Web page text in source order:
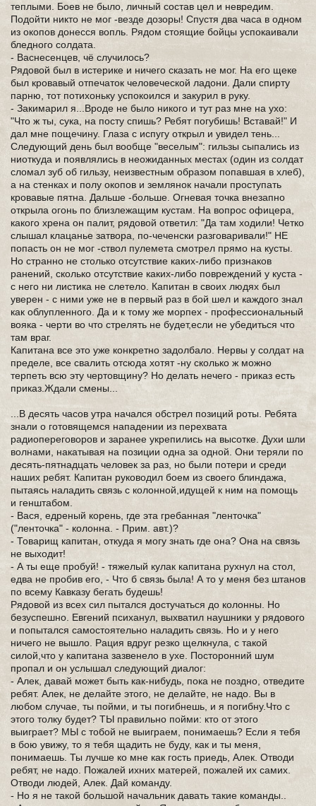
теплыми. Боев не было, личный состав цел и невредим.
Подойти никто не мог -везде дозоры! Спустя два часа в одном
из окопов донесся вопль. Рядом стоящие бойцы успокаивали
бледного солдата.
- Васнесенцев, чё случилось?
Рядовой был в истерике и ничего сказать не мог. На его щеке
был кровавый отпечаток человеческой ладони. Дали спирту
парню, тот потихоньку успокоился и закурил в руку.
- Закимарил я...Вроде не было никого и тут раз мне на ухо:
"Что ж ты, сука, на посту спишь? Ребят погубишь! Вставай!" И
дал мне пощечину. Глаза с испугу открыл и увидел тень...
Следующий день был вообще "веселым": гильзы сыпались из
ниоткуда и появлялись в неожиданных местах (один из солдат
сломал зуб об гильзу, неизвестным образом попавшая в хлеб),
а на стенках и полу окопов и землянок начали проступать
кровавые пятна. Дальше -больше. Огневая точка внезапно
открыла огонь по близлежащим кустам. На вопрос офицера,
какого хрена он палит, рядовой ответил: "Да там ходили! Четко
слышал клацанье затвора, по-чеченски разговаривали!" НЕ
попасть он не мог -ствол пулемета смотрел прямо на кусты.
Но странно не столько отсутствие каких-либо признаков
ранений, сколько отсутствие каких-либо повреждений у куста -
с него ни листика не слетело. Капитан в своих людях был
уверен - с ними уже не в первый раз в бой шел и каждого знал
как облупленного. Да и к тому же морпех - профессиональный
вояка - черти во что стрелять не будет,если не убедиться что
там враг.
Капитана все это уже конкретно задолбало. Нервы у солдат на
пределе, все свалить отсюда хотят -ну сколько ж можно
терпеть всю эту чертовщину? Но делать нечего - приказ есть
приказ.Ждали смены...
...В десять часов утра начался обстрел позиций роты. Ребята
знали о готовящемся нападении из перехвата
радиопереговоров и заранее укрепились на высотке. Духи шли
волнами, накатывая на позиции одна за одной. Они теряли по
десять-пятнадцать человек за раз, но были потери и среди
наших ребят. Капитан руководил боем из своего блиндажа,
пытаясь наладить связь с колонной,идущей к ним на помощь
и генштабом.
- Вася, едреный корень, где эта гребанная "ленточка"
("ленточка" - колонна. - Прим. авт.)?
- Товарищ капитан, откуда я могу знать где она? Она на связь
не выходит!
- А ты еще пробуй! - тяжелый кулак капитана рухнул на стол,
едва не пробив его, - Что б связь была! А то у меня без штанов
по всему Кавказу бегать будешь!
Рядовой из всех сил пытался достучаться до колонны. Но
безуспешно. Евгений психанул, выхватил наушники у рядового
и попытался самостоятельно наладить связь. Но и у него
ничего не вышло. Рация вдруг резко щелкнула, с такой
силой,что у капитана зазвенело в ухе. Посторонний шум
пропал и он услышал следующий диалог:
- Алек, давай может быть как-нибудь, пока не поздно, отведите
ребят. Алек, не делайте этого, не делайте, не надо. Вы в
любом случае, ты пойми, и ты погибнешь, и я погибну.Что с
этого толку будет? ТЫ правильно пойми: кто от этого
выиграет? МЫ с тобой не выиграем, понимаешь? Если я тебя
в бою увижу, то я тебя щадить не буду, как и ты меня,
понимаешь. Ты лучше ко мне как гость приедь, Алек. Отводи
ребят, не надо. Пожалей ихних матерей, пожалей их самих.
Отводи людей, Алек. Дай команду.
- Но я не такой большой начальник давать такие команды..